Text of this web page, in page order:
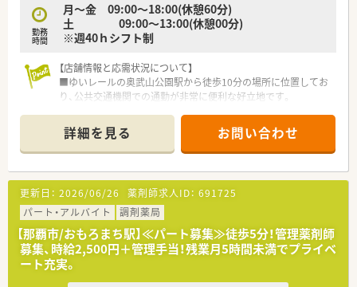
勤務
時間
月～金 09:00～18:00(休憩60分)
土 09:00～13:00(休憩00分)
※週40ｈシフト制
【店舗情報と応需状況について】
■ゆいレールの奥武山公園駅から徒歩10分の場所に位置してお
り、公共交通機関での通勤が非常に便利な好立地です。
を薬剤師3.5名体制で対応する予定となっています。
■マイカー通勤を希望される場合も全店で車通勤が可能となっ
ており、各自の希望に合わせた通勤方法を選択できます。
【募集背景と求める人物像について】
■今回の募集は組織の体制強化に伴う欠員補充となっており、周
囲と協力しながら円滑に業務を進められる方を募っています。
■薬剤師としての実務経験を3年以上お持ちの方を想定してお
り、これまでの経験を活かして即戦力として活躍を期待します。
■人物重視の評価を行っているため、未経験やブランクがある方
のほかシニア層の受け入れについても幅広く相談可能です。
詳細を見る お問い合わせ
更新日： 2026/06/26 薬剤師求人ID： 691725
パート・アルバイト
調剤薬局
【那覇市/おもろまち駅】≪パート募集≫徒歩5分！管理薬剤師
募集、時給2,500円＋管理手当！残業月5時間未満でプライベ
ート充実。